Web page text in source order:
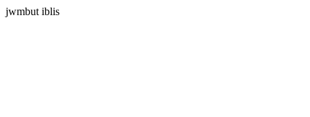
jwmbut iblis